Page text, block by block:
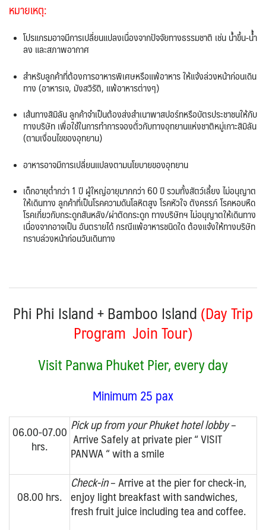
หมายเหตุ:
โปรแกรมอาจมีการเปลี่ยนแปลงเนื่องจากปัจจัยทางธรรมชาติ เช่น น้ำขึ้น-นํ้ำ
ลง และสภาพอากาศ
สําหรับลูกค้าที่ต้องการอาหารพิเศษหรือแพ้อาหาร ให้แจ้งล่วงหน้าก่อนเดิน
ทาง (อาหารเจ, มังสวิรัติ, แพ้อาหารต่างๆ)
เส้นทางสิมิลัน ลูกค้าจําเป็นต้องส่งสําเนาพาสปอร์ทหรือบัตรประชาชนให้กับ
ทางบริษัท เพื่อใช้ในการทําการจองตั๋วกับทางอุทยานแห่งชาติหมู่เกาะสิมิลัน
(ตามเงื่อนไขของอุทยาน)
อาหารอาจมีการเปลี่ยนแปลงตามนโยบายของอุทยาน
เด็กอายุต่ำกว่า 1 ปี ผู้ใหญ่อายุมากกว่า 60 ปี รวมทั้งสัตว์เลี้ยง ไม่อนุญาต
ให้เดินทาง ลูกค้าที่เป็นโรคความดันโลหิตสูง โรคหัวใจ ตังครรภ์ โรคหอบหืด
โรคเกี่ยวกับกระดูกสันหลัง/ผ่าตัดกระดูก ทางบริษัทฯ ไม่อนุญาตให้เดินทาง
เนื่องจากอาจเป็น อันตรายได้ กรณีแพ้อาหารชนิดใด ต้องแจ้งให้ทางบริษัท
ทราบล่วงหน้าก่อนวันเดินทาง
Phi Phi Island + Bamboo Island(Day Trip
Program Join Tour)
Visit Panwa Phuket Pier,every day
Minimum 25 pax
06.00-07.00
hrs.
Pick up from your Phuket hotel lobby–
Arrive Safely at private pier “ VISIT
PANWA “ with a smile
08.00 hrs.
Check-in– Arrive at the pier for check-in,
enjoy light breakfast with sandwiches,
fresh fruit juice including tea and coffee.